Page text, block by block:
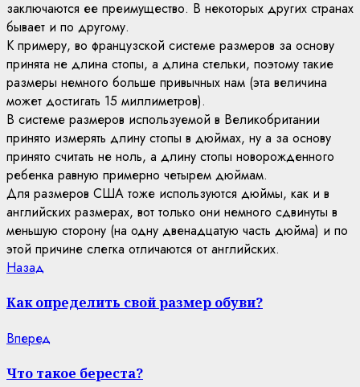
заключаются ее преимущество. В некоторых других странах
бывает и по другому.
К примеру, во французской системе размеров за основу
принята не длина стопы, а длина стельки, поэтому такие
размеры немного больше привычных нам (эта величина
может достигать 15 миллиметров).
В системе размеров используемой в Великобритании
принято измерять длину стопы в дюймах, ну а за основу
принято считать не ноль, а длину стопы новорожденного
ребенка равную примерно четырем дюймам.
Для размеров США тоже используются дюймы, как и в
английских размерах, вот только они немного сдвинуты в
меньшую сторону (на одну двенадцатую часть дюйма) и по
этой причине слегка отличаются от английских.
Continue
Reading
Назад
Как определить свой размер обуви?
Вперед
Что такое береста?